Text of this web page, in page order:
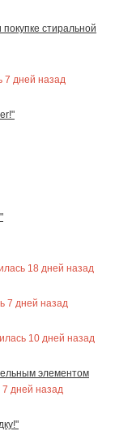
стиральной
7 дней назад
18 дней назад
7 дней назад
10 дней назад
элементом
7 дней назад